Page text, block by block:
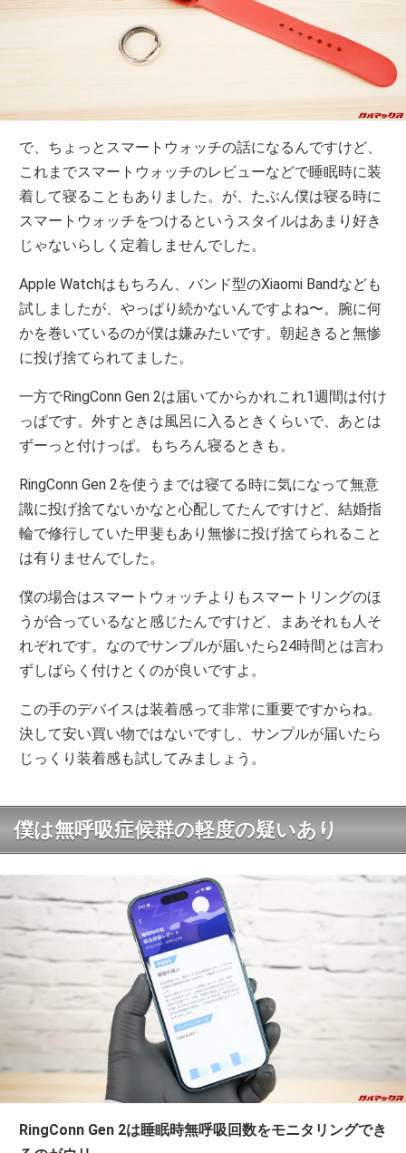
で、ちょっとスマートウォッチの話になるんですけど、
これまでスマートウォッチのレビューなどで睡眠時に装
着して寝ることもありました。が、たぶん僕は寝る時に
スマートウォッチをつけるというスタイルはあまり好き
じゃないらしく定着しませんでした。
Apple Watchはもちろん、バンド型のXiaomi Bandなども
試しましたが、やっぱり続かないんですよね〜。腕に何
かを巻いているのが僕は嫌みたいです。朝起きると無惨
に投げ捨てられてました。
一方でRingConn Gen 2は届いてからかれこれ1週間は付け
っぱです。外すときは風呂に入るときくらいで、あとは
ずーっと付けっぱ。もちろん寝るときも。
RingConn Gen 2を使うまでは寝てる時に気になって無意
識に投げ捨てないかなと心配してたんですけど、結婚指
輪で修行していた甲斐もあり無惨に投げ捨てられること
は有りませんでした。
僕の場合はスマートウォッチよりもスマートリングのほ
うが合っているなと感じたんですけど、まあそれも人そ
れぞれです。なのでサンプルが届いたら24時間とは言わ
ずしばらく付けとくのが良いですよ。
この手のデバイスは装着感って非常に重要ですからね。
決して安い買い物ではないですし、サンプルが届いたら
じっくり装着感も試してみましょう。
僕は無呼吸症候群の軽度の疑いあり
RingConn Gen 2は睡眠時無呼吸回数をモニタリングでき